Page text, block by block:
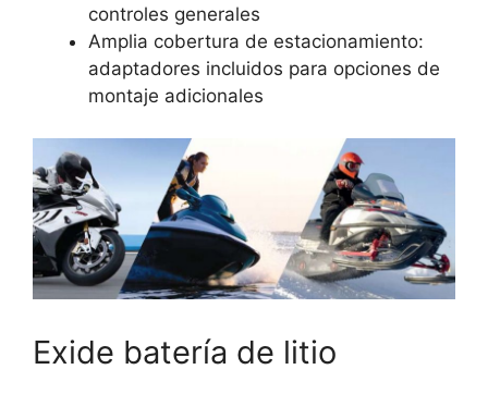
controles generales
Amplia cobertura de estacionamiento:
adaptadores incluidos para opciones de
montaje adicionales
Exide batería de litio